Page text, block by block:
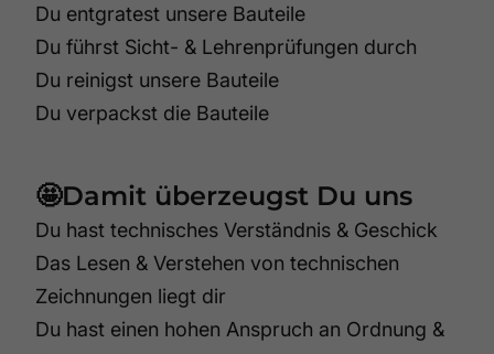
Du entgratest unsere Bauteile
Du führst Sicht- & Lehrenprüfungen durch
Du reinigst unsere Bauteile
Du verpackst die Bauteile
🤩Damit überzeugst Du uns
Du hast technisches Verständnis & Geschick
Das Lesen & Verstehen von technischen
Zeichnungen liegt dir
Du hast einen hohen Anspruch an Ordnung &